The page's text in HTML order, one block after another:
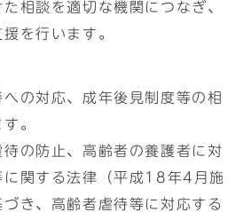
た相談を適切な機関につなぎ、
を行います。
の対応、成年後見制度等の相
。
待の防止、高齢者の養護者に対
に関する法律（平成18年4月施
き、高齢者虐待等に対応する